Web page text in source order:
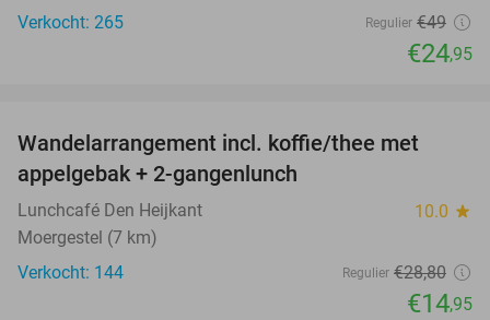
Verkocht: 265 Regulier €49
€24,95
Wandelarrangement incl. koffie/thee met
appelgebak + 2-gangenlunch
Lunchcafé Den Heijkant 10.0 star
Moergestel (7 km)
Verkocht: 144
Regulier €28,80
€14,95